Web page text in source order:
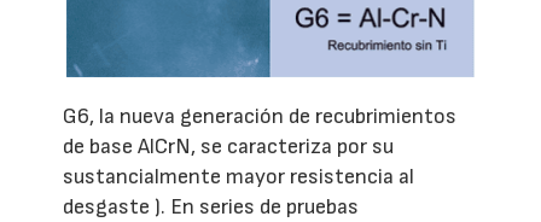
G6, la nueva generación de recubrimientos
de base AlCrN, se caracteriza por su
sustancialmente mayor resistencia al
desgaste ). En series de pruebas